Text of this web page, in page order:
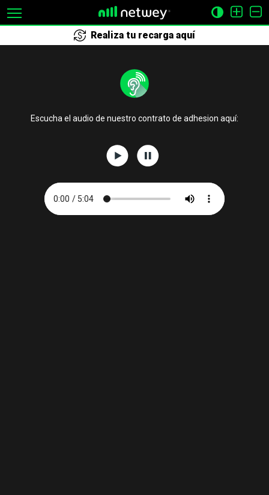
Realiza tu recarga aquí
Escucha el audio de nuestro contrato de adhesion aquí: